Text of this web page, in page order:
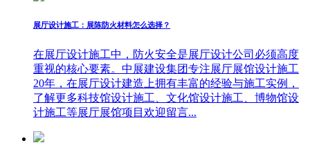
展厅设计施工：展陈防火材料怎么选择？
在展厅设计施工中，防火安全是展厅设计公司必须高度
重视的核心要素。中展建设集团专注展厅展馆设计施工
20年，在展厅设计建造上拥有丰富的经验与施工实例，
了解更多科技馆设计施工、文化馆设计施工、博物馆设
计施工等展厅展馆项目欢迎留言...